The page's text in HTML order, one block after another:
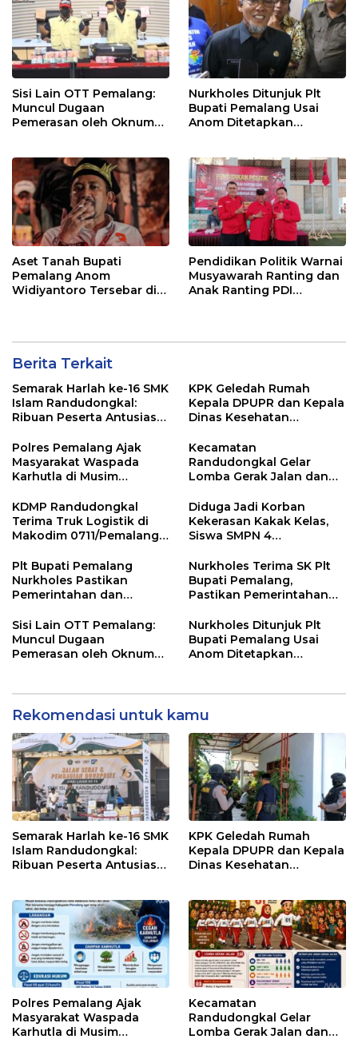
Sisi Lain OTT Pemalang:
Muncul Dugaan
Pemerasan oleh Oknum
Nurkholes Ditunjuk Plt
Bupati Pemalang Usai
Anom Ditetapkan
Aset Tanah Bupati
Pemalang Anom
Widiyantoro Tersebar di
Pendidikan Politik Warnai
Musyawarah Ranting dan
Anak Ranting PDI
Berita Terkait
Semarak Harlah ke-16 SMK
Islam Randudongkal:
Ribuan Peserta Antusias
Berhadiah Motor
KPK Geledah Rumah
Kepala DPUPR dan Kepala
Dinas Kesehatan
Polres Pemalang Ajak
Masyarakat Waspada
Karhutla di Musim
Kecamatan
Randudongkal Gelar
Lomba Gerak Jalan dan
HUT RI ke-81
KDMP Randudongkal
Terima Truk Logistik di
Makodim 0711/Pemalang
Desa
Diduga Jadi Korban
Kekerasan Kakak Kelas,
Siswa SMPN 4
Dunia
Plt Bupati Pemalang
Nurkholes Pastikan
Pemerintahan dan
Berjalan
Nurkholes Terima SK Plt
Bupati Pemalang,
Pastikan Pemerintahan
Sisi Lain OTT Pemalang:
Muncul Dugaan
Pemerasan oleh Oknum
Nurkholes Ditunjuk Plt
Bupati Pemalang Usai
Anom Ditetapkan
Rekomendasi untuk kamu
Semarak Harlah ke-16 SMK
Islam Randudongkal:
Ribuan Peserta Antusias
KPK Geledah Rumah
Kepala DPUPR dan Kepala
Dinas Kesehatan
Polres Pemalang Ajak
Masyarakat Waspada
Karhutla di Musim
Kecamatan
Randudongkal Gelar
Lomba Gerak Jalan dan